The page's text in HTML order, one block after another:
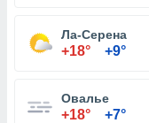
Ла-Серена
+18° +9°
Овалье
+18° +7°